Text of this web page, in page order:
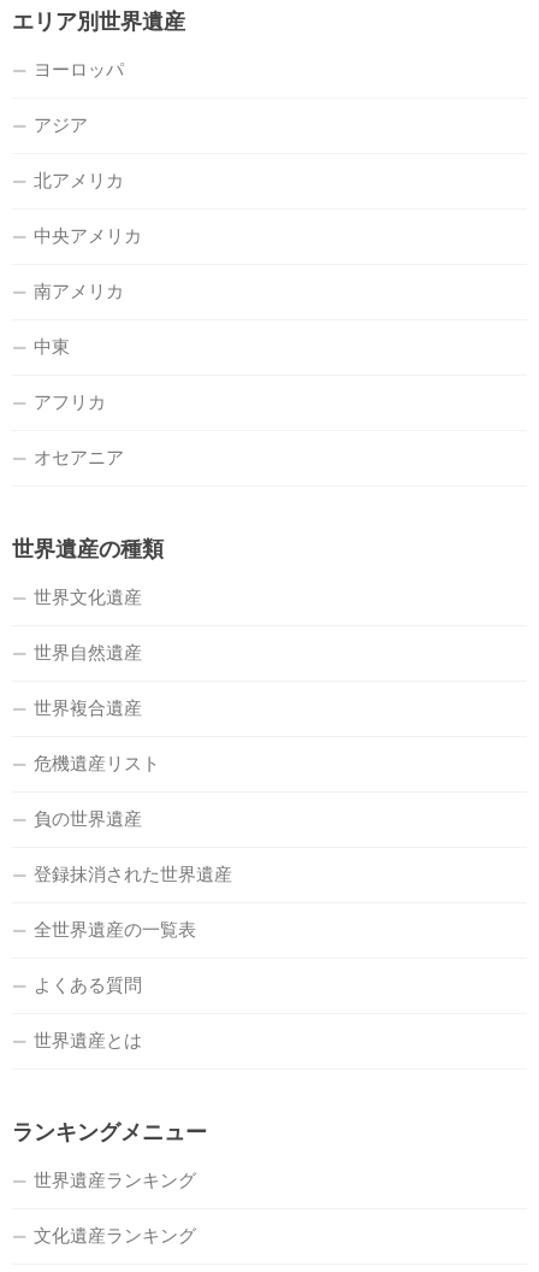
エリア別世界遺産
ヨーロッパ
アジア
北アメリカ
中央アメリカ
南アメリカ
中東
アフリカ
オセアニア
世界遺産の種類
世界文化遺産
世界自然遺産
世界複合遺産
危機遺産リスト
負の世界遺産
登録抹消された世界遺産
全世界遺産の一覧表
よくある質問
世界遺産とは
ランキングメニュー
世界遺産ランキング
文化遺産ランキング